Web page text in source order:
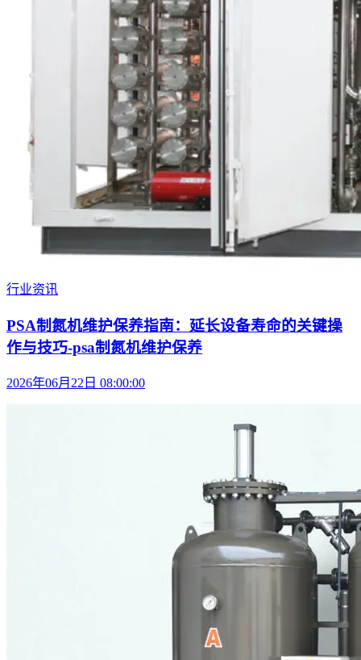
行业资讯
PSA制氮机维护保养指南：延长设备寿命的关键操
作与技巧-psa制氮机维护保养
2026年06月22日 08:00:00